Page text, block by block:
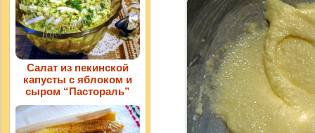
Салат из пекинской
капусты с яблоком и
сыром “Пастораль”